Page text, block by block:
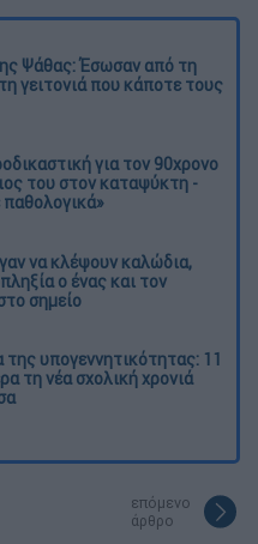
Ψάθας: Έσωσαν από τη
γειτονιά που κάποτε τους
για τον 90χρονο
του στον καταψύκτη -
να κλέψουν καλώδια,
ο ένας και τον
σημείο
υπογεννητικότητας: 11
τη νέα σχολική χρονιά
επόμενο
άρθρο